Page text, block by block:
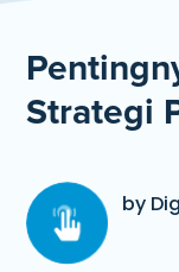
Strategi
by